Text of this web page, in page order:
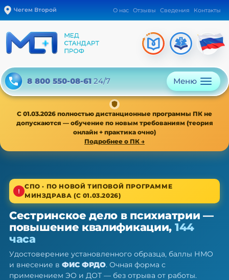
Чегем Второй О нас Отзывы Сведения Контакты
8 800 550-08-61 24/7 Меню
С 01.03.2026 полностью дистанционные программы ПК не
допускаются — обучение по новым требованиям (теория
онлайн + практика очно)
Подробнее о ПК →
Среднее звено · новая типовая программа
Сестринское дело в психиатрии
— ПК, 36/72/144 ч
работы
СПО · ПО НОВОЙ ТИПОВОЙ ПРОГРАММЕ
МИНЗДРАВА (С 01.03.2026)
Сестринское дело в психиатрии —
повышение квалификации, 144
часа
Удостоверение установленного образца, баллы НМО
и внесение в ФИС ФРДО. Очная форма с
применением ЭО и ДОТ — без отрыва от работы.